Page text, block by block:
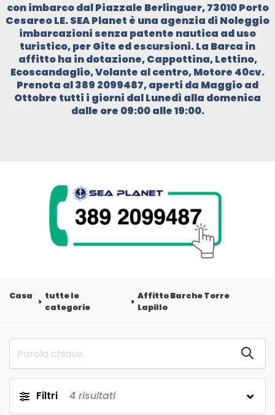
con imbarco dal Piazzale Berlinguer, 73010 Porto
Cesareo LE. SEA Planet è una agenzia di Noleggio
imbarcazioni senza patente nautica ad uso
turistico, per Gite ed escursioni. La Barca in
affitto ha in dotazione, Cappottina, Lettino,
Ecoscandaglio, Volante al centro, Motore 40cv.
Prenota al 389 2099487, aperti da Maggio ad
Ottobre tutti i giorni dal Lunedì alla domenica
dalle ore 09:00 alle 19:00.
Casa
tutte le
categorie
Affitto Barche Torre
Lapillo
Filtri 4 risultati